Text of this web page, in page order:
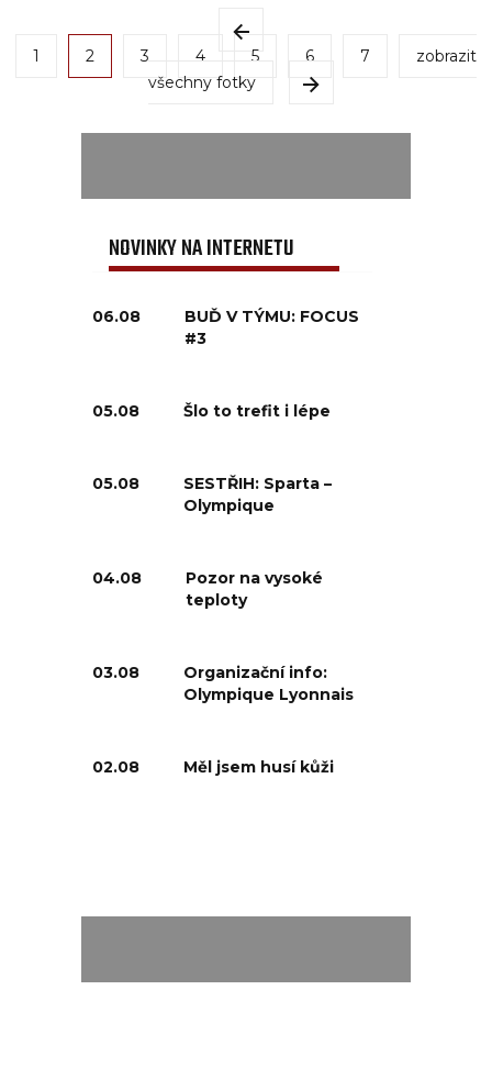
1 2 3 4 5 6 7
zobrazit
všechny fotky
NOVINKY NA INTERNETU
06.08
BUĎ V TÝMU: FOCUS
#3
05.08 Šlo to trefit i lépe
05.08
SESTŘIH: Sparta –
Olympique
04.08
Pozor na vysoké
teploty
03.08
Organizační info:
Olympique Lyonnais
02.08 Měl jsem husí kůži